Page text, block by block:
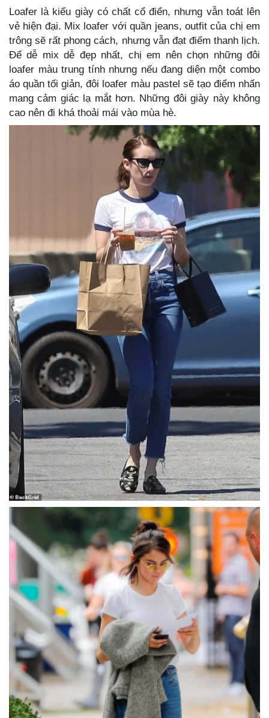
Loafer là kiểu giày có chất cổ điển, nhưng vẫn toát lên
vẻ hiện đại. Mix loafer với quần jeans, outfit của chị em
trông sẽ rất phong cách, nhưng vẫn đạt điểm thanh lịch.
Để dễ mix dễ đẹp nhất, chị em nên chọn những đôi
loafer màu trung tính nhưng nếu đang diện một combo
áo quần tối giản, đôi loafer màu pastel sẽ tạo điểm nhấn
mang cảm giác lạ mắt hơn. Những đôi giày này không
cao nên đi khá thoải mái vào mùa hè.